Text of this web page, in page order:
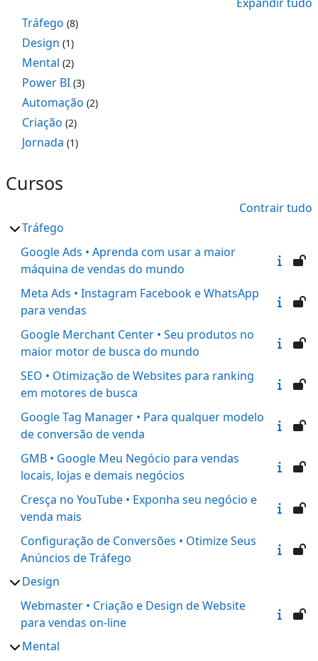
Tráfego (8)
Design (1)
Mental (2)
Power BI (3)
Automação (2)
Criação (2)
Jornada (1)
Cursos
Contrair tudo
Tráfego
Google Ads • Aprenda com usar a maior
máquina de vendas do mundo
Meta Ads • Instagram Facebook e WhatsApp
para vendas
Google Merchant Center • Seu produtos no
maior motor de busca do mundo
SEO • Otimização de Websites para ranking
em motores de busca
Google Tag Manager • Para qualquer modelo
de conversão de venda
GMB • Google Meu Negócio para vendas
locais, lojas e demais negócios
Cresça no YouTube • Exponha seu negócio e
venda mais
Configuração de Conversões • Otimize Seus
Anúncios de Tráfego
Design
Webmaster • Criação e Design de Website
para vendas on-line
Mental